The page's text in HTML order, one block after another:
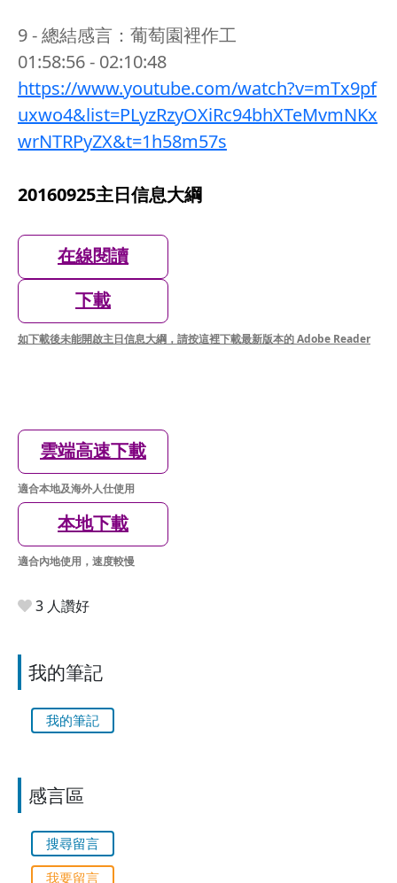
9 - 總結感言：葡萄園裡作工
01:58:56 - 02:10:48
https://www.youtube.com/watch?v=mTx9pf
uxwo4&list=PLyzRzyOXiRc94bhXTeMvmNKx
wrNTRPyZX&t=1h58m57s
20160925主日信息大綱
在線閱讀
下載
如下載後未能開啟主日信息大綱，請按這裡下載最新版本的 Adobe Reader
雲端高速下載
適合本地及海外人仕使用
本地下載
適合內地使用，速度較慢
3 人讚好
我的筆記
我的筆記
感言區
搜尋留言
我要留言